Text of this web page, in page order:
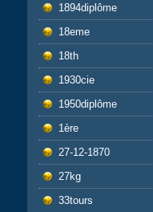
1894diplôme
18eme
18th
1930cie
1950diplôme
1ère
27-12-1870
27kg
33tours